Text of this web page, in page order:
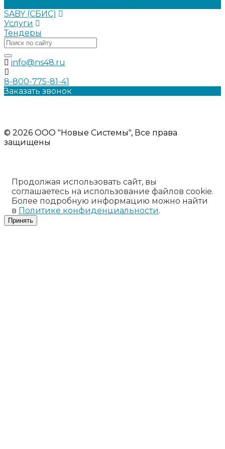
SABY (СБИС)
Услуги
Тендеры
info@ns48.ru
8-800-775-81-41
Заказать звонок
© 2026 ООО "Новые Системы", Все права
защищены
Продолжая использовать сайт, вы
соглашаетесь на использование файлов cookie.
Более подробную информацию можно найти
в Политике конфиденциальности.
Принять